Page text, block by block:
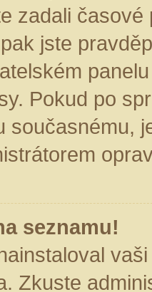
zadali
jste
Pokud po
současnému,
seznamu!
Zkuste